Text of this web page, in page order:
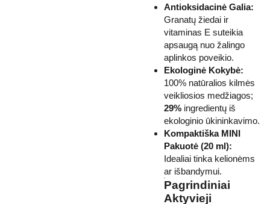
Antioksidacinė Galia:
Granatų žiedai ir
vitaminas E suteikia
apsaugą nuo žalingo
aplinkos poveikio.
Ekologinė Kokybė:
100% natūralios kilmės
veikliosios medžiagos;
29% ingredientų iš
ekologinio ūkininkavimo.
Kompaktiška MINI
Pakuotė (20 ml):
Idealiai tinka kelionėms
ar išbandymui.
Pagrindiniai
Aktyvieji